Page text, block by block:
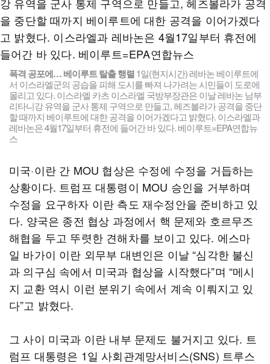
폭격 공포에… 베이루트 탈출 행렬1일(현지시간) 레바논 베이루트에
서 이스라엘군의 공습을 피해 도시를 빠져 나가려는 시민들이 도로에
몰리고 있다. 이스라엘 카츠 이스라엘 국방부장관은 이날 레바논 남부
리타니강 유역을 군사 통제 구역으로 만들고, 헤즈볼라가 공격을 중단
할 때까지 베이루트에 대한 공격을 이어가겠다고 밝혔다. 이스라엘과
레바논은 4월17일부터 휴전에 들어간 바 있다. 베이루트=EPA연합뉴
스
미국·이란 간 MOU 협상은 수정에 수정을 거듭하는
상황이다. 트럼프 대통령이 MOU 승인을 거부하며
수정을 요구하자 이란 측도 재수정안을 준비하고 있
다. 양국은 종전 협상 과정에서 핵 문제와 호르무즈
해협을 두고 뚜렷한 견해차를 보이고 있다. 에스마
일 바가이 이란 외무부 대변인은 이날 “심각한 불신
과 의구심 속에서 미국과 협상을 시작했다”며 “메시
지 교환 역시 이런 분위기 속에서 계속 이뤄지고 있
다”고 밝혔다.
그 사이 미국과 이란 내부 문제도 불거지고 있다. 트
럼프 대통령은 1일 사회관계망서비스(SNS) 트루스